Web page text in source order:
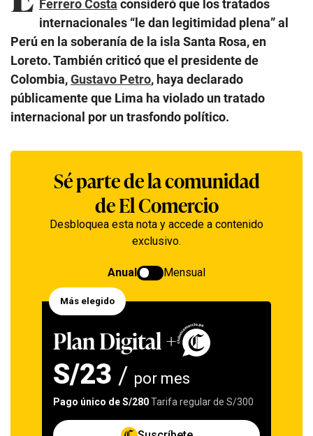
Ferrero Costa consideró que los tratados
internacionales “le dan legitimidad plena” al
Perú en la soberanía de la isla Santa Rosa, en
Loreto. También criticó que el presidente de
Colombia,Gustavo Petro, haya declarado
públicamente que Lima ha violado un tratado
internacional por un trasfondo político.